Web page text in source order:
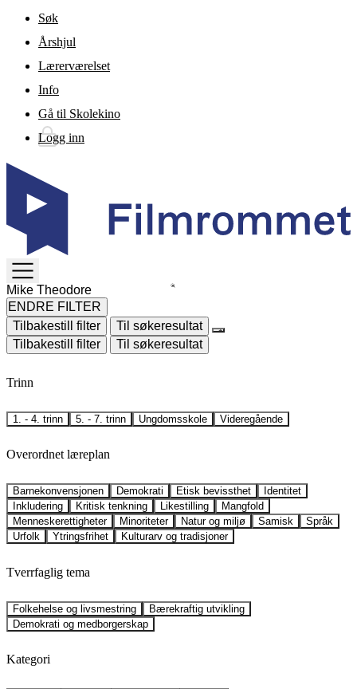
Gå til hovedinnhold
Søk
Årshjul
Lærerværelset
Info
Gå til Skolekino
Logg inn
TOGGLE
MENU
ENDRE FILTER
Tilbakestill filter
Til søkeresultat
Tilbakestill filter
Til søkeresultat
Trinn
1. - 4. trinn 5. - 7. trinn Ungdomsskole Videregående
Overordnet læreplan
Barnekonvensjonen Demokrati Etisk bevissthet
Identitet
Inkludering
Kritisk tenkning Likestilling
Mangfold
Menneskerettigheter
Minoriteter Natur og miljø Samisk
Språk
Urfolk
Ytringsfrihet Kulturarv og tradisjoner
Tverrfaglig tema
Folkehelse og livsmestring
Bærekraftig utvikling
Demokrati og medborgerskap
Kategori